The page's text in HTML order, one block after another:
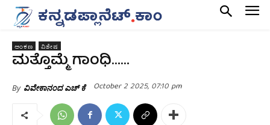
ಅಂಕಣ ವಿಶೇಷ
ಮತ್ತೊಮ್ಮೆ ಗಾಂಧಿ……
By ವಿವೇಕಾನಂದ ಎಚ್ ಕೆ October 2 2025, 07:10 pm